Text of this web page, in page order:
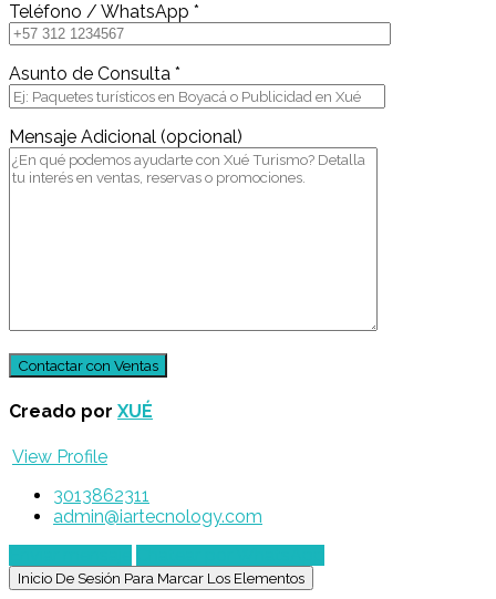
Teléfono / WhatsApp *
Asunto de Consulta *
Mensaje Adicional (opcional)
Creado por XUÉ
View Profile
3013862311
admin@iartecnology.com
Inicio De Sesión Para Marcar Los Elementos